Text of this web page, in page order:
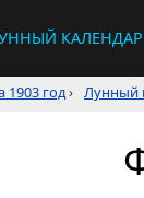
1903 год› Лунный